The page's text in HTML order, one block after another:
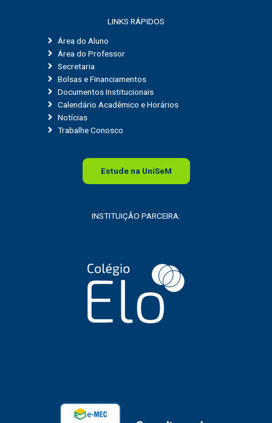
LINKS RÁPIDOS
Área do Aluno
Área do Professor
Secretaria
Bolsas e Financiamentos
Documentos Institucionais
Calendário Acadêmico e Horários
Notícias
Trabalhe Conosco
Estude na UniSeM
INSTITUIÇÃO PARCEIRA: